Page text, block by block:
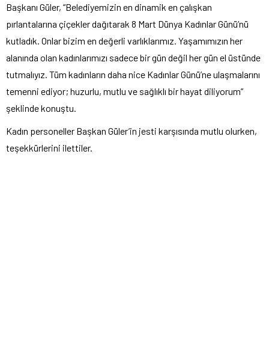
Başkanı Güler, “Belediyemizin en dinamik en çalışkan
pırlantalarına çiçekler dağıtarak 8 Mart Dünya Kadınlar Günü’nü
kutladık. Onlar bizim en değerli varlıklarımız. Yaşamımızın her
alanında olan kadınlarımızı sadece bir gün değil her gün el üstünde
tutmalıyız. Tüm kadınların daha nice Kadınlar Günü’ne ulaşmalarını
temenni ediyor; huzurlu, mutlu ve sağlıklı bir hayat diliyorum”
şeklinde konuştu.
Kadın personeller Başkan Güler’in jesti karşısında mutlu olurken,
teşekkürlerini ilettiler.